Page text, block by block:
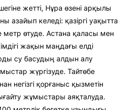
жетті, Нұра өзені арқылы
азайып келеді: қазіргі уақытта
өтуде. Астана қаласы мен
жақын маңдағы елді
су басудың алдын алу
жүргізуде. Тайтөбе
негізгі қорғаныс қызметін
жұмыстары аяқталуда.